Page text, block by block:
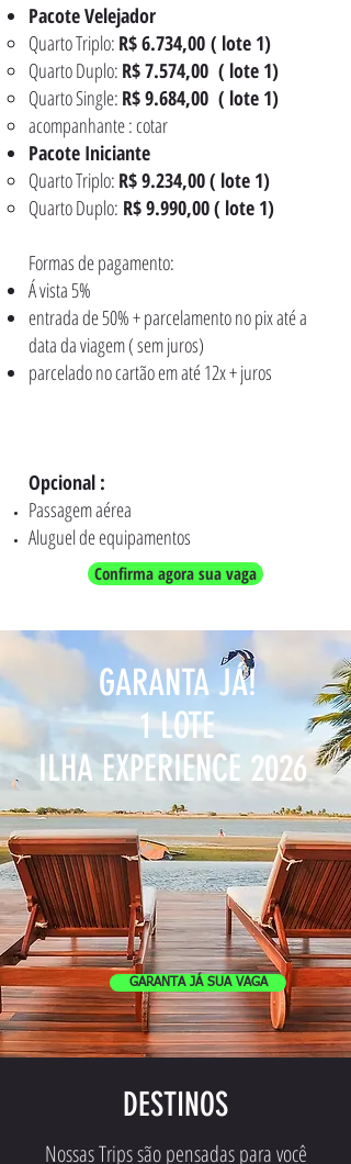
Pacote Velejador
Quarto Triplo: R$ 6.734,00 ( lote 1)
Quarto Duplo: R$ 7.574,00 ( lote 1)
Quarto Single: R$ 9.684,00 ( lote 1)
acompanhante : cotar
Pacote Iniciante
Quarto Triplo: R$ 9.234,00 ( lote 1)
Quarto Duplo: R$ 9.990,00 ( lote 1)
Formas de pagamento:
Á vista 5%
entrada de 50% + parcelamento no pix até a
data da viagem ( sem juros)
parcelado no cartão em até 12x + juros
Opcional :
Passagem aérea
Aluguel de equipamentos
Confirma agora sua vaga
GARANTA JÁ!
1 LOTE
ILHA EXPERIENCE 2026
GARANTA JÁ SUA VAGA
DESTINOS
Nossas Trips são pensadas para você